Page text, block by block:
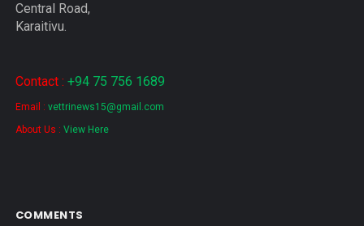
Central Road,
Karaitivu.
Contact : +94 75 756 1689
Email : vettrinews15@gmail.com
About Us : View Here
COMMENTS